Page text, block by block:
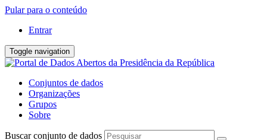
Pular para o conteúdo
Entrar
Toggle navigation
Conjuntos de dados
Organizações
Grupos
Sobre
Buscar conjunto de dados